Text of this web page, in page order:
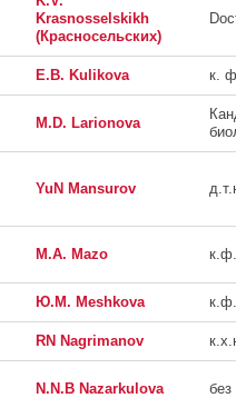
Krasnosselskikh
(Красносельских)
Е.В. Kulikova к.
M.D. Larionova
YuN Mansurov
М.А. Mazo
Ю.М. Meshkova
RN Nagrimanov
N.N.B Nazarkulova без